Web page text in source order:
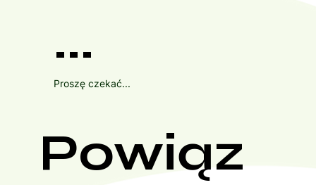
...
Proszę czekać...
Powiąz